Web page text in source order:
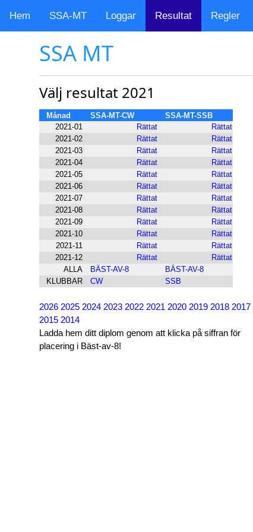
Hem SSA-MT Loggar Resultat Regler
SSA MT
Välj resultat 2021
Månad SSA-MT-CW
SSA-MT-SSB
2021-01
Rättat
Rättat
2021-02
Rättat
Rättat
2021-03
Rättat
Rättat
2021-04
Rättat
Rättat
2021-05
Rättat
Rättat
2021-06
Rättat
Rättat
2021-07
Rättat
Rättat
2021-08
Rättat
Rättat
2021-09
Rättat
Rättat
2021-10
Rättat
Rättat
2021-11
Rättat
Rättat
2021-12
Rättat
Rättat
ALLA
BÄST-AV-8
BÄST-AV-8
KLUBBAR
CW SSB
2026 2025 2024 2023 2022 2021 2020 2019 2018 2017
2015 2014
Ladda hem ditt diplom genom att klicka på siffran för
placering i Bäst-av-8!